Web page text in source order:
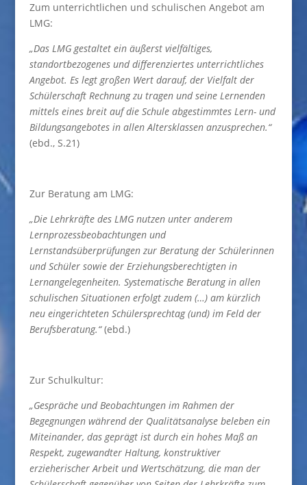
Zum unterrichtlichen und schulischen Angebot am
LMG:
„Das LMG gestaltet ein äußerst vielfältiges,
standortbezogenes und differenziertes unterrichtliches
Angebot. Es legt großen Wert darauf, der Vielfalt der
Schülerschaft Rechnung zu tragen und seine Lernenden
mittels eines breit auf die Schule abgestimmtes Lern- und
Bildungsangebotes in allen Altersklassen anzusprechen.“
(ebd., S.21)
Zur Beratung am LMG:
„Die Lehrkräfte des LMG nutzen unter anderem
Lernprozessbeobachtungen und
Lernstandsüberprüfungen zur Beratung der Schülerinnen
und Schüler sowie der Erziehungsberechtigten in
Lernangelegenheiten. Systematische Beratung in allen
schulischen Situationen erfolgt zudem (…) am kürzlich
neu eingerichteten Schülersprechtag (und) im Feld der
Berufsberatung.“(ebd.)
Zur Schulkultur:
„Gespräche und Beobachtungen im Rahmen der
Begegnungen während der Qualitätsanalyse beleben ein
Miteinander, das geprägt ist durch ein hohes Maß an
Respekt, zugewandter Haltung, konstruktiver
erzieherischer Arbeit und Wertschätzung, die man der